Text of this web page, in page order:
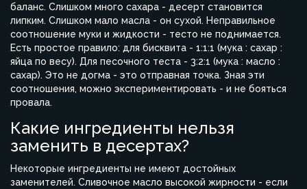
баланс. Слишком много сахара - десерт становится
липким. Слишком мало масла - он сухой. Неправильное
соотношение муки и жидкости - тесто не поднимается.
Есть простое правило: для бисквита - 1:1:1 (мука : сахар :
яйца по весу). Для песочного теста - 3:2:1 (мука : масло :
сахар). Это не догма - это отправная точка. Зная эти
соотношения, можно экспериментировать - и не бояться
провала.
Какие ингредиенты нельзя
заменить в десертах?
Некоторые ингредиенты не имеют достойных
заменителей. Сливочное масло высокой жирности - если